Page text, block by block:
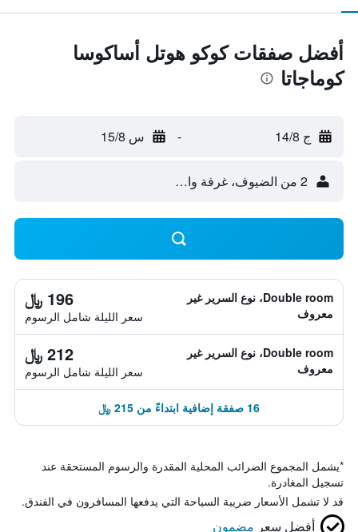
أفضل صفقات كوكو هوتل أساكوسا
كوماجاتا
ج 14/8 - س 15/8
2 من الضيوف، غرفة واحدة
Double room، نوع السرير غير
معروف
196 ﷼
سعر الليلة شامل الرسوم
Double room، نوع السرير غير
معروف
212 ﷼
سعر الليلة شامل الرسوم
16 صفقة إضافية ابتداءً من 215 ﷼
*يشمل المجموع الضرائب المحلية المقدرة والرسوم المستحقة عند
تسجيل المغادرة.
قد لا تشمل الأسعار ضريبة السياحة التي يدفعها المسافرون في الفندق.
أفضل سعر مضمون